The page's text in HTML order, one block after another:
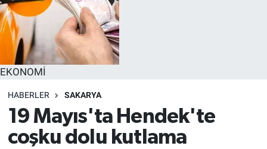
EKONOMİ
HABERLER SAKARYA
19 Mayıs'ta Hendek'te
coşku dolu kutlama